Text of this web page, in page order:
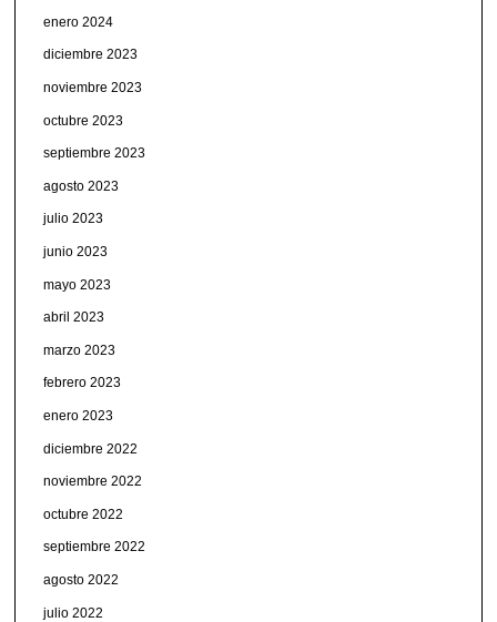
enero 2024
diciembre 2023
noviembre 2023
octubre 2023
septiembre 2023
agosto 2023
julio 2023
junio 2023
mayo 2023
abril 2023
marzo 2023
febrero 2023
enero 2023
diciembre 2022
noviembre 2022
octubre 2022
septiembre 2022
agosto 2022
julio 2022